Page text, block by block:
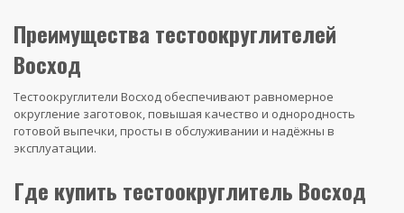
Преимущества тестоокруглителей
Восход
Тестоокруглители Восход обеспечивают равномерное
округление заготовок, повышая качество и однородность
готовой выпечки, просты в обслуживании и надёжны в
эксплуатации.
Где купить тестоокруглитель Восход